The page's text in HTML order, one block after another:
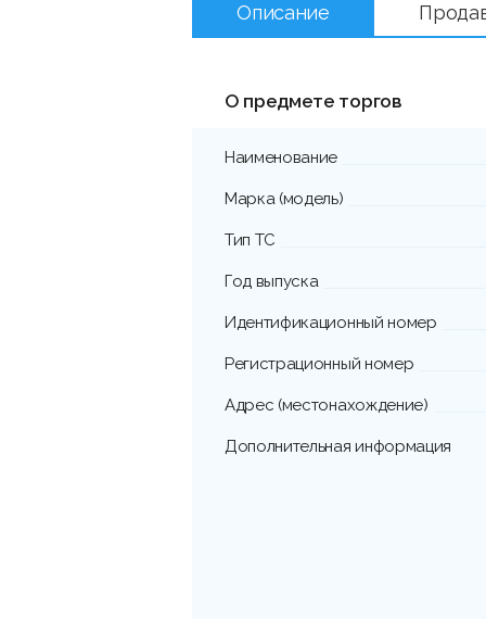
Описание
О предмете торгов
Наименование
Марка (модель)
Тип ТС
Год выпуска
Идентификационный номер
Регистрационный номер
Адрес (местонахождение)
Дополнительная информация